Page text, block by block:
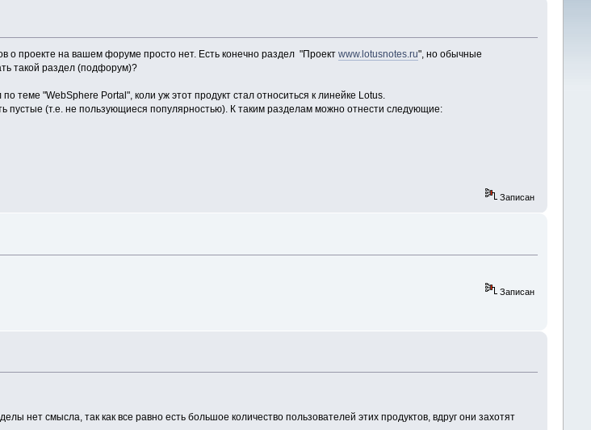
о проекте на вашем форуме просто нет. Есть конечно раздел "Проектwww.lotusnotes.ru", но обычные
такой раздел (подфорум)?
теме "WebSphere Portal", коли уж этот продукт стал относиться к линейке Lotus.
пустые (т.е. не пользующиеся популярностью). К таким разделам можно отнести следующие:
Записан
Записан
нет смысла, так как все равно есть большое количество пользователей этих продуктов, вдруг они захотят